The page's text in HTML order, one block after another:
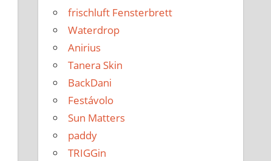
frischluft Fensterbrett
Waterdrop
Anirius
Tanera Skin
BackDani
Festávolo
Sun Matters
paddy
TRIGGin